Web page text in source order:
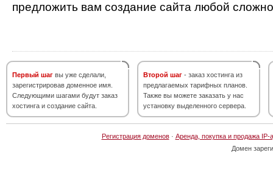
предложить вам создание сайта любой
Первый шаг вы уже сделали,
зарегистрировав доменное имя.
Следующими шагами будут заказ
хостинга и создание сайта.
Второй шаг - заказ хостинга из
предлагаемых тарифных планов.
Также вы можете заказать у нас
установку выделенного сервера.
Регистрация доменов· Аренда, покупка и продажа IP-
Домен